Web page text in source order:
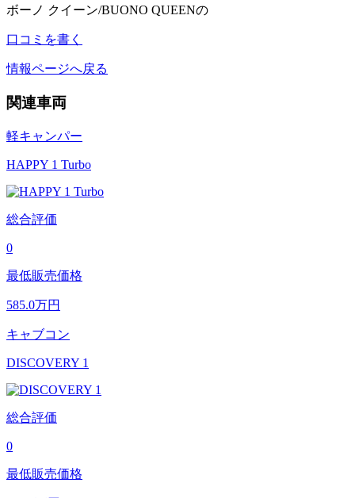
ボーノ クイーン/BUONO QUEENの
口コミを書く
情報ページへ戻る
関連車両
軽キャンパー
HAPPY 1 Turbo
総合評価
0
最低販売価格
585.0万円
キャブコン
DISCOVERY 1
総合評価
0
最低販売価格